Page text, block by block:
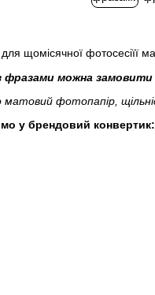
щомісячної фотосесіїї
фразами можна замовити
фотопапір,
у брендовий